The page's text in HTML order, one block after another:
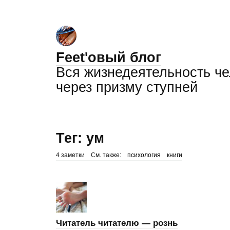
Feet'овый блог
Вся жизнедеятельность
через призму ступней
Тег: ум
4 заметки См. также: психология книги
Читатель читателю — рознь